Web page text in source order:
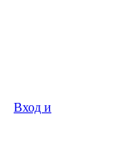
Вход и